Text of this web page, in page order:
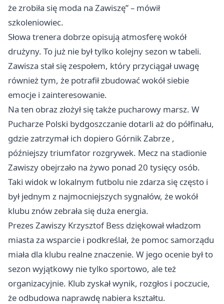
że zrobiła się moda na Zawiszę” – mówił
szkoleniowiec.
Słowa trenera dobrze opisują atmosferę wokół
drużyny. To już nie był tylko kolejny sezon w tabeli.
Zawisza stał się zespołem, który przyciągał uwagę
również tym, że potrafił zbudować wokół siebie
emocje i zainteresowanie.
Na ten obraz złożył się także pucharowy marsz. W
Pucharze Polski bydgoszczanie dotarli aż do półfinału,
gdzie zatrzymał ich dopiero GórnikZabrze ,
późniejszy triumfator rozgrywek. Mecz na stadionie
Zawiszy obejrzało na żywo ponad 20 tysięcy osób.
Taki widok w lokalnym futbolu nie zdarza się często i
był jednym z najmocniejszych sygnałów, że wokół
klubu znów zebrała się duża energia.
Prezes Zawiszy Krzysztof Bess dziękował władzom
miasta za wsparcie i podkreślał, że pomoc samorządu
miała dla klubu realne znaczenie. W jego ocenie był to
sezon wyjątkowy nie tylko sportowo, ale też
organizacyjnie. Klub zyskał wynik, rozgłos i poczucie,
że odbudowa naprawdę nabiera kształtu.